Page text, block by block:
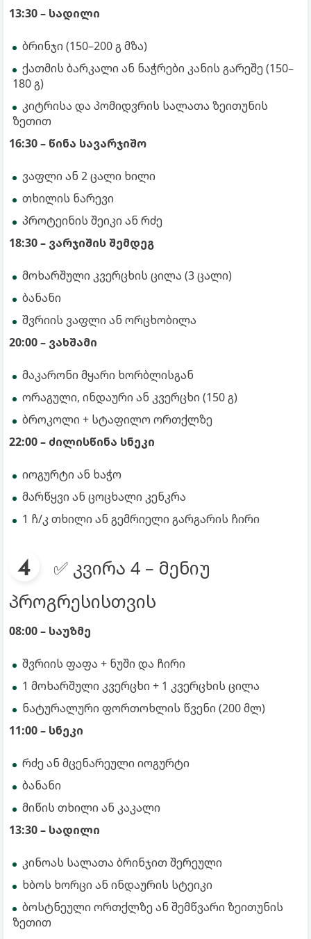
13:30 – სადილი
ბრინჯი (150–200 გ მზა)
ქათმის ბარკალი ან ნაჭრები კანის გარეშე (150–
180 გ)
კიტრისა და პომიდვრის სალათა ზეითუნის
ზეთით
16:30 – წინა სავარჯიშო
ვაფლი ან 2 ცალი ხილი
თხილის ნარევი
პროტეინის შეიკი ან რძე
18:30 – ვარჯიშის შემდეგ
მოხარშული კვერცხის ცილა (3 ცალი)
ბანანი
შვრიის ვაფლი ან ორცხობილა
20:00 – ვახშამი
მაკარონი მყარი ხორბლისგან
ორაგული, ინდაური ან კვერცხი (150 გ)
ბროკოლი + სტაფილო ორთქლზე
22:00 – ძილისწინა სნეკი
იოგურტი ან ხაჭო
მარწყვი ან ცოცხალი კენკრა
1 ჩ/კ თხილი ან გემრიელი გარგარის ჩირი
✅ კვირა 4 – მენიუ
პროგრესისთვის
08:00 – საუზმე
შვრიის ფაფა + ნუში და ჩირი
1 მოხარშული კვერცხი + 1 კვერცხის ცილა
ნატურალური ფორთოხლის წვენი (200 მლ)
11:00 – სნეკი
რძე ან მცენარეული იოგურტი
ბანანი
მიწის თხილი ან კაკალი
13:30 – სადილი
კინოას სალათა ბრინჯით შერეული
ხბოს ხორცი ან ინდაურის სტეიკი
ბოსტნეული ორთქლზე ან შემწვარი ზეითუნის
ზეთით